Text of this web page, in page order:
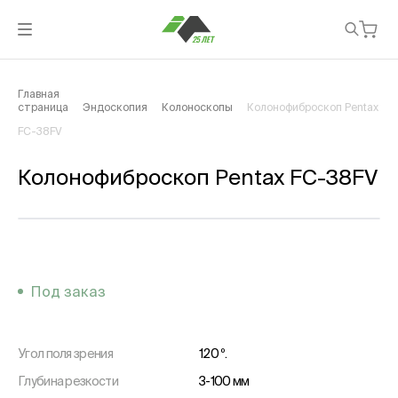
Главная
страница
Эндоскопия Колоноскопы Колонофиброскоп Pentax
FC-38FV
Колонофиброскоп Pentax FC-38FV
Под заказ
Угол поля зрения
120 º.
Глубина резкости
3-100 мм